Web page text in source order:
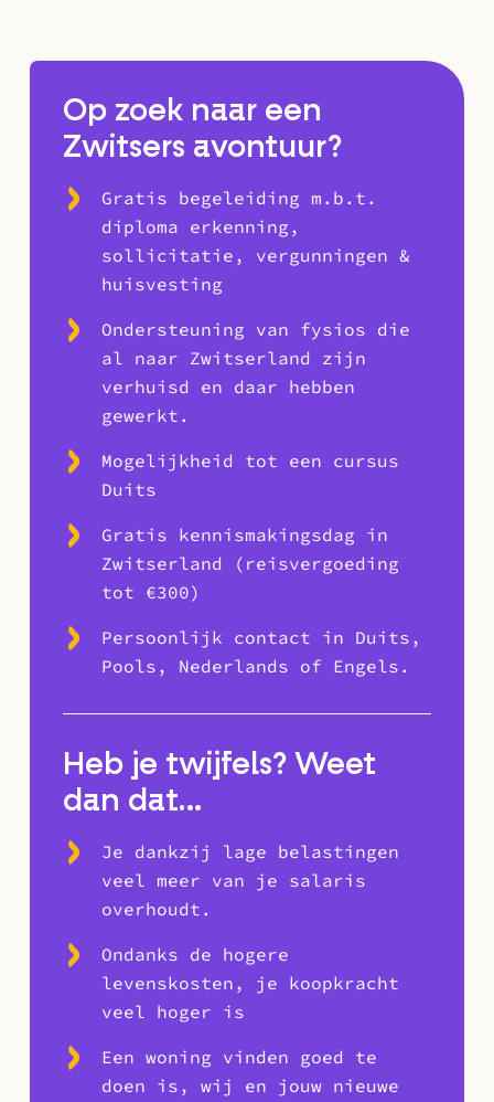
Op zoek naar een
Zwitsers avontuur?
Gratis begeleiding m.b.t.
diploma erkenning,
sollicitatie, vergunningen &
huisvesting
Ondersteuning van fysios die
al naar Zwitserland zijn
verhuisd en daar hebben
gewerkt.
Mogelijkheid tot een cursus
Duits
Gratis kennismakingsdag in
Zwitserland (reisvergoeding
tot €300)
Persoonlijk contact in Duits,
Pools, Nederlands of Engels.
Heb je twijfels? Weet
dan dat…
Je dankzij lage belastingen
veel meer van je salaris
overhoudt.
Ondanks de hogere
levenskosten, je koopkracht
veel hoger is
Een woning vinden goed te
doen is, wij en jouw nieuwe